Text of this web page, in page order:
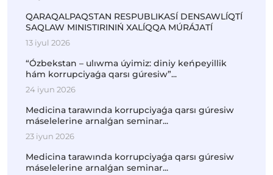
QARAQALPAQSTAN RESPUBLIKASÍ DENSAWLÍQTÍ
SAQLAW MINISTIRINIŃ XALÍQQA MÚRÁJATÍ
13 iyul 2026
“Ózbekstan – ulıwma úyimiz: diniy keńpeyillik
hám korrupciyaǵa qarsı gúresiw”...
24 iyun 2026
Medicina tarawında korrupciyaǵa qarsı gúresiw
máselelerine arnalǵan seminar...
23 iyun 2026
Medicina tarawında korrupciyaǵa qarsı gúresiw
máselelerine arnalǵan seminar...